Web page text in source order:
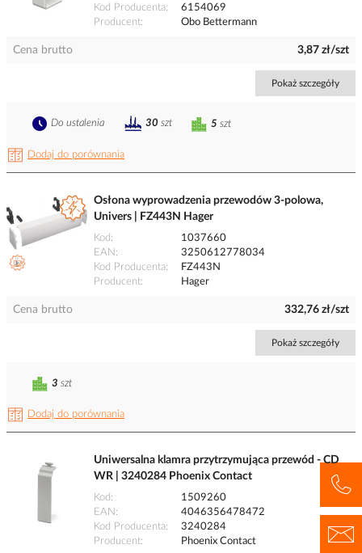
Kod Producenta
6154069
Producent
Obo Bettermann
Cena brutto 3,87 zł/szt
Pokaż szczegóły
Dodaj do porównania
5 szt
Do ustalenia 30 szt
Osłona wyprowadzenia przewodów 3-polowa,
Univers | FZ443N Hager
Kod
1037660
EAN
3250612778034
Kod Producenta
FZ443N
Producent
Hager
Cena brutto 332,76 zł/szt
Pokaż szczegóły
Dodaj do porównania
3 szt
Uniwersalna klamra przytrzymująca przewód - CD
WR | 3240284 Phoenix Contact
Kod
1509260
EAN
4046356478472
Kod Producenta
3240284
Producent
Phoenix Contact